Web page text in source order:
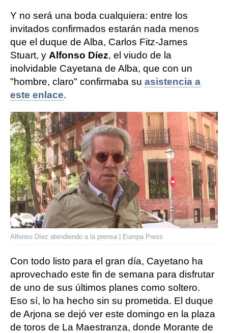
Y no será una boda cualquiera: entre los
invitados confirmados estarán nada menos
que el duque de Alba, Carlos Fitz-James
Stuart, y Alfonso Díez, el viudo de la
inolvidable Cayetana de Alba, que con un
"hombre, claro" confirmaba su asistencia a
este enlace.
Alfonso Díez atendiendo a la prensa | Europa Press
Con todo listo para el gran día, Cayetano ha
aprovechado este fin de semana para disfrutar
de uno de sus últimos planes como soltero.
Eso sí, lo ha hecho sin su prometida. El duque
de Arjona se dejó ver este domingo en la plaza
de toros de La Maestranza, donde Morante de